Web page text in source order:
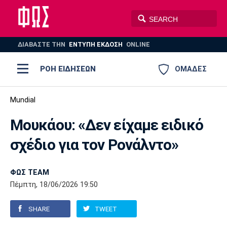
ΔΙΑΒΑΣΤΕ THN ΕΝΤΥΠΗ ΕΚΔΟΣΗ ONLINE
ΟΜΑΔΕΣ
ΡΟΗ ΕΙΔΗΣΕΩΝ
AUTO-MOTO
Ποδόσφαιρο
Super League 1
Super League 2
Γ Εθνική
Ελλάδα
Μπάσκετ
Ελλάδα
Εθνική
EuroLeague
Ολυμπιακοί Αγώνες
Βόλεϊ
Πόλο
Ολυμπιακός ΑΕΚ ΠΑΟΚ
Παναθηναϊκός Ατρόμητος
Mundial
Μουκάου: «Δεν είχαμε ειδικό
σχέδιο για τον Ρονάλντο»
ΦΩΣ TEAM
Πέμπτη, 18/06/2026 19:50
SHARE TWEET